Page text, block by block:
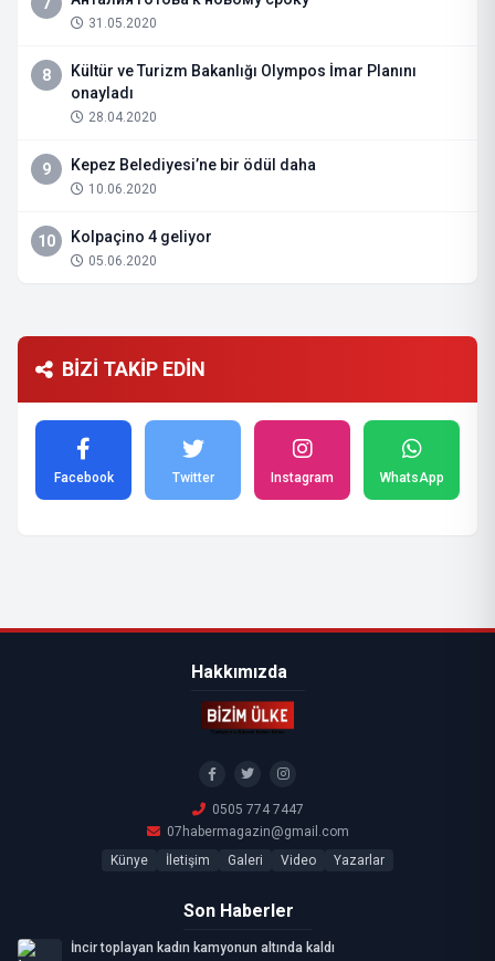
31.05.2020
8
Kültür ve Turizm Bakanlığı Olympos İmar Planını
onayladı
28.04.2020
9 Kepez Belediyesi’ne bir ödül daha
10.06.2020
10 Kolpaçino 4 geliyor
05.06.2020
BİZİ TAKİP EDİN
Facebook Twitter Instagram WhatsApp
Hakkımızda
0505 774 7447
07habermagazin@gmail.com
Künye
İletişim Galeri Video Yazarlar
Son Haberler
İncir toplayan kadın kamyonun altında kaldı